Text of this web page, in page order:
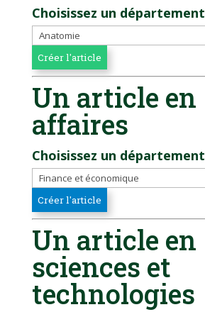
Choisissez un département
Un article en
affaires
Choisissez un département
Un article en
sciences et
technologies